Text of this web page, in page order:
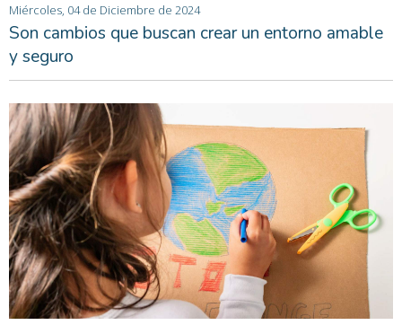
Miércoles, 04 de Diciembre de 2024
Son cambios que buscan crear un entorno amable
y seguro